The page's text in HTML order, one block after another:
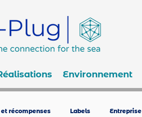
Environnement
et récompenses Labels Entreprise